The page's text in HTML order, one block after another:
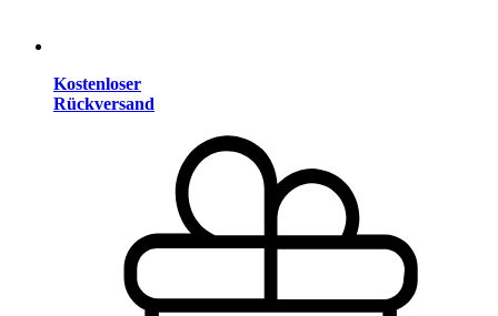
Kostenloser
Rückversand